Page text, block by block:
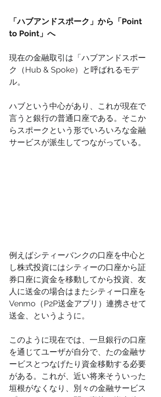
「ハブアンドスポーク」から「Point
to Point」へ
現在の金融取引は「ハブアンドスポー
ク（Hub & Spoke）と呼ばれるモデ
ル。
ハブという中心があり、これが現在で
言うと銀行の普通口座である。そこか
らスポークという形でいろいろな金融
サービスが派生してつながっている。
例えばシティーバンクの口座を中心と
し株式投資にはシティーの口座から証
券口座に資金を移動してから投資、友
人に送金の場合はまたシティー口座を
Venmo（P2P送金アプリ）連携させて
送金、というように。
このように現在では、一旦銀行の口座
を通じてユーザが自分で、たの金融サ
ービスとつなげたり資金移動する必要
がある。これが、近い将来そういった
垣根がなくなり、別々の金融サービス